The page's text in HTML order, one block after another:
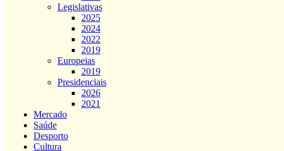
Legislativas
2025
2024
2022
2019
Europeias
2019
Presidenciais
2026
2021
Mercado
Saúde
Desporto
Cultura